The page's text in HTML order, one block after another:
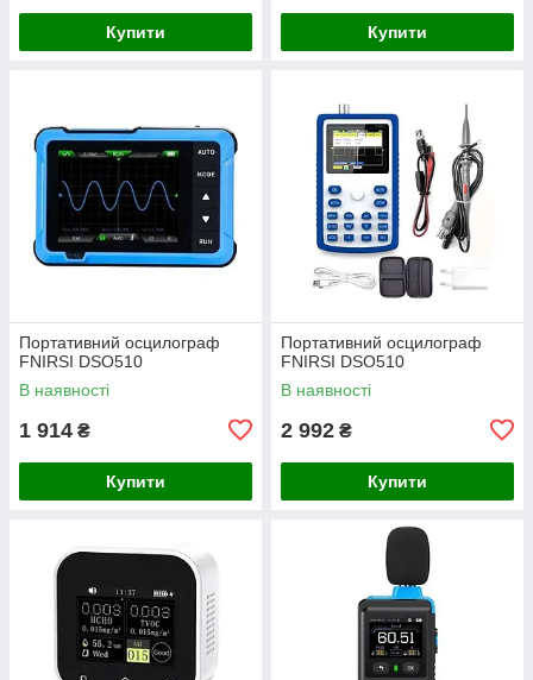
Купити Купити
Портативний осцилограф
FNIRSI DSO510
В наявності
1 914 ₴
Купити
Портативний осцилограф
FNIRSI DSO510
В наявності
2 992 ₴
Купити